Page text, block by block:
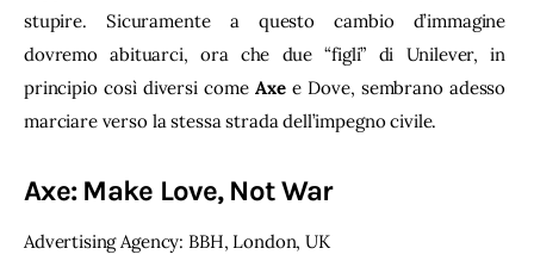
stupire. Sicuramente a questo cambio d’immagine
dovremo abituarci, ora che due “figli” di Unilever, in
principio così diversi come Axe e Dove, sembrano adesso
marciare verso la stessa strada dell’impegno civile.
Axe: Make Love, Not War
Advertising Agency: BBH, London, UK